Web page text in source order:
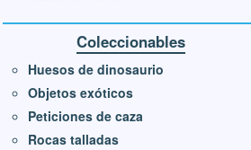
Coleccionables
Huesos de dinosaurio
Objetos exóticos
Peticiones de caza
Rocas talladas